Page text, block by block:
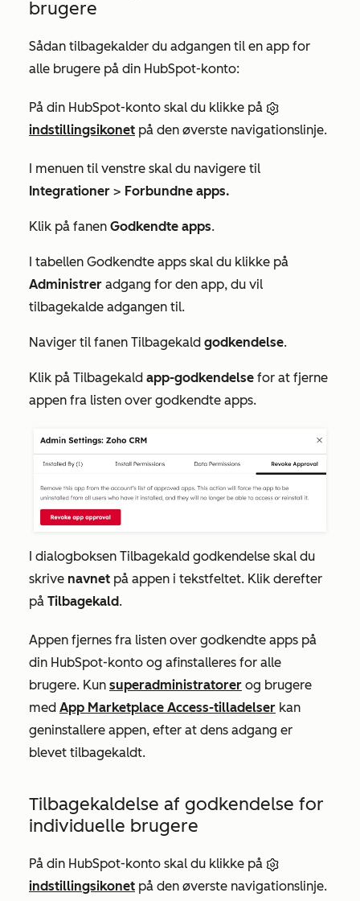
brugere
Sådan tilbagekalder du adgangen til en app for
alle brugere på din HubSpot-konto:
På din HubSpot-konto skal du klikke på
indstillingsikonet på den øverste navigationslinje.
I menuen til venstre skal du navigere til
Integrationer > Forbundne apps.
Klik på fanen Godkendte apps.
tabellen Godkendte apps skal du klikke på
Administrer adgang for den app, du vil
tilbagekalde adgangen til.
Naviger til fanen Tilbagekald godkendelse.
Klik på Tilbagekald app-godkendelse for at fjerne
appen fra listen over godkendte apps.
I dialogboksen Tilbagekald godkendelse skal du
skrive navnet på appen i tekstfeltet. Klik derefter
på Tilbagekald.
Appen fjernes fra listen over godkendte apps på
din HubSpot-konto og afinstalleres for alle
brugere. Kun superadministratorer og brugere
med App Marketplace Access-tilladelser kan
geninstallere appen, efter at dens adgang er
blevet tilbagekaldt.
Tilbagekaldelse af godkendelse for
individuelle brugere
På din HubSpot-konto skal du klikke på
indstillingsikonet på den øverste navigationslinje.